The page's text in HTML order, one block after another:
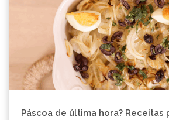
Páscoa de última hora? Receitas